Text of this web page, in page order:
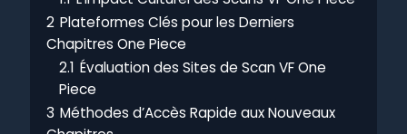
2 Plateformes Clés pour les Derniers
Chapitres One Piece
2.1 Évaluation des Sites de Scan VF One
Piece
3 Méthodes d’Accès Rapide aux Nouveaux